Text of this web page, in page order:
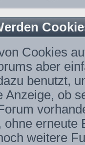
Cookies
aber
benutzt,
Anzeige, ob
erneute
weitere